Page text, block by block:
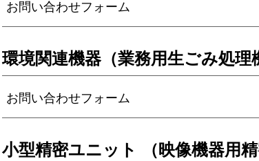
お問い合わせフォーム
環境関連機器（業務用生ごみ処理
お問い合わせフォーム
小型精密ユニット （映像機器用